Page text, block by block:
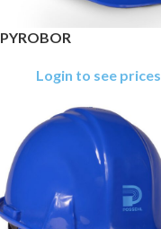
PYROBOR
Login to see prices